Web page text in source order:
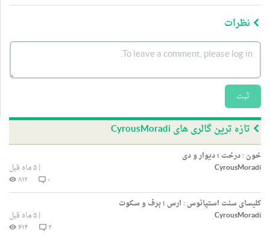
نظرات
ثبت
تازه ترین گالری های CyrousMoradi
خون : درخت ؛ دیوار و دی
CyrousMoradi
|۵ ماه قبل
۰
۸۱۲
کلیسای سنت استپانوس : ارس ؛ برف و سکوت
CyrousMoradi
|۵ ماه قبل
۲
۶۱۴